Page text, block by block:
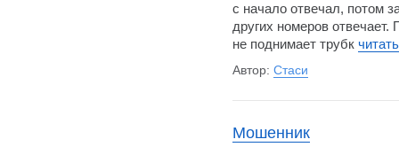
с начало отвечал, потом
других номеров
не поднимает трубк
Автор: Стаси
Мошенник